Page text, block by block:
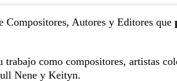
Compositores, Autores y Editores que
trabajo como compositores, artistas
Nene y Keityn.